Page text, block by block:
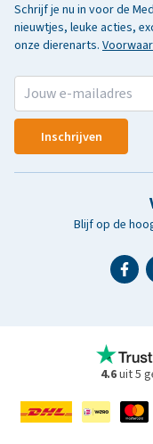
Schrijf je nu in voor de
nieuwtjes, leuke acties,
onze dierenarts.
Inschrijven
Blijf op de
4.6uit 5